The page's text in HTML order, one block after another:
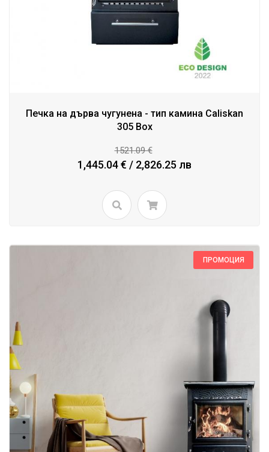
Печка на дърва чугунена - тип камина Caliskan
305 Box
1521.09 €
1,445.04 € / 2,826.25 лв
ПРОМОЦИЯ